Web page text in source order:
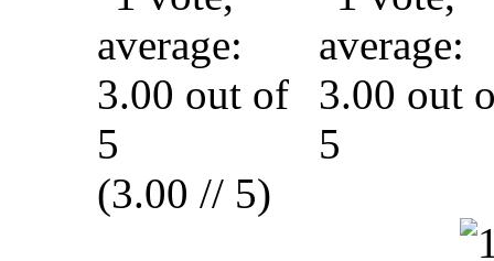
(3.00 // 5)